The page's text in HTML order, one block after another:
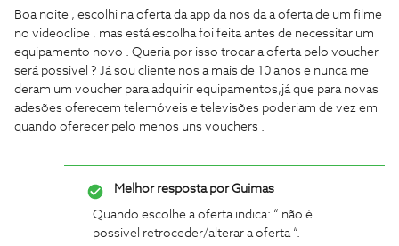
Boa noite , escolhi na oferta da app da nos da a oferta de um filme
no videoclipe , mas está escolha foi feita antes de necessitar um
equipamento novo . Queria por isso trocar a oferta pelo voucher
será possivel ? Já sou cliente nos a mais de 10 anos e nunca me
deram um voucher para adquirir equipamentos,já que para novas
adesões oferecem telemóveis e televisões poderiam de vez em
quando oferecer pelo menos uns vouchers .
Melhor resposta porGuimas
Quando escolhe a oferta indica: “ não é
possivel retroceder/alterar a oferta “.